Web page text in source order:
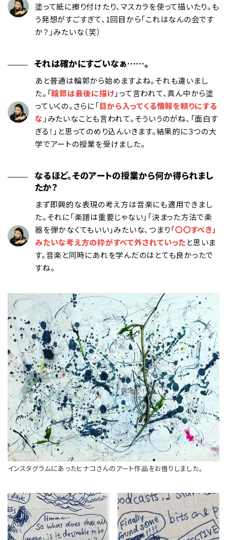
塗って紙に擦り付けたり、マスカラを使って描いたり。も
う発想がすごすぎて、1回目から「これはなんの会です
か？」みたいな（笑）
それは確かにすごいなぁ……。
あと普通は輪郭から始めますよね。それも違いまし
た。「輪郭は最後に描け」って言われて、真ん中から塗
っていくの。さらに「目から入ってくる情報を頼りにする
な 」みたいなことも言われて。そういうのがね、「面白す
ぎる！」と思ってのめり込んいきます。結果的に３つの大
学でアートの授業を受けました。
なるほど。そのアートの授業から何か得られまし
たか？
まず即興的な表現の考え方は音楽にも適用できまし
た。それに「楽譜は重要じゃない」「決まった方法で楽
器を弾かなくてもいい」みたいな、つまり「〇〇すべき」
みたいな考え方の枠がすべて外されていったと思いま
す。音楽と同時にあれを学んだのはとても良かったで
すね。
インスタグラムにあったヒナコさんのアート作品をお借りしました。